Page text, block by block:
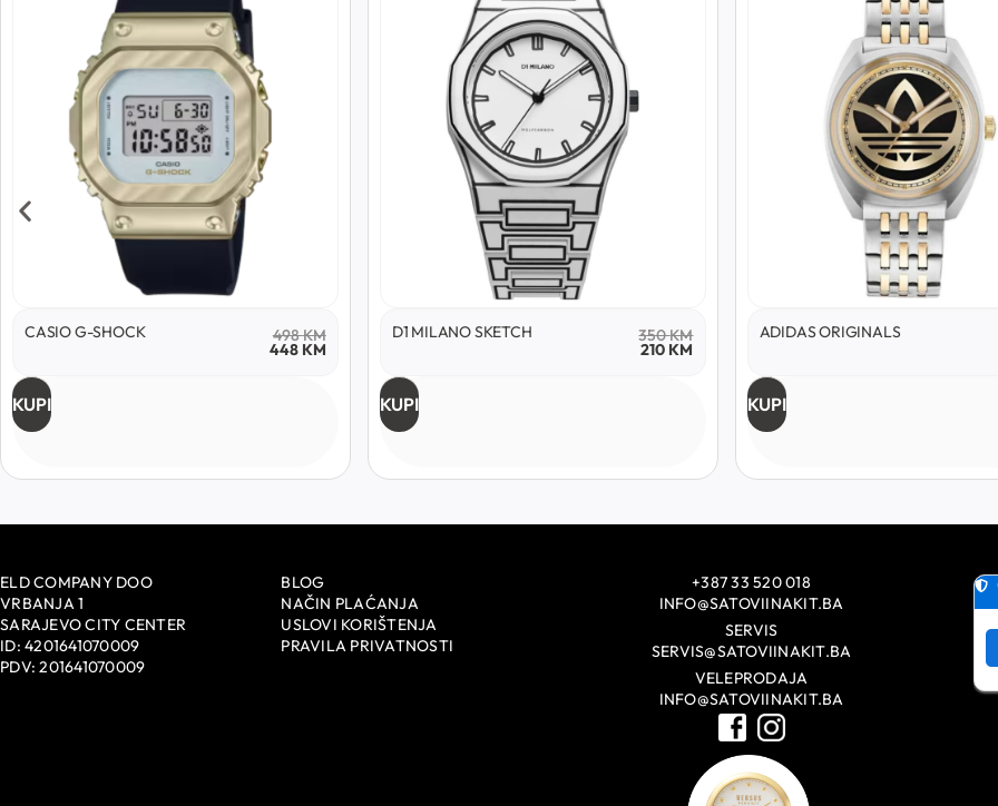
CASIO G-SHOCK 498KM
448 KM
KUPI
D1 MILANO SKETCH 350KM
210 KM
KUPI
ADIDAS ORIGINALS
KUPI
ELD COMPANY DOO
VRBANJA 1
SARAJEVO CITY CENTER
ID: 4201641070009
PDV: 201641070009
BLOG
NAČIN PLAĆANJA
USLOVI KORIŠTENJA
PRAVILA PRIVATNOSTI
+387 33 520 018
INFO@SATOVIINAKIT.BA
SERVIS
SERVIS@SATOVIINAKIT.BA
VELEPRODAJA
INFO@SATOVIINAKIT.BA